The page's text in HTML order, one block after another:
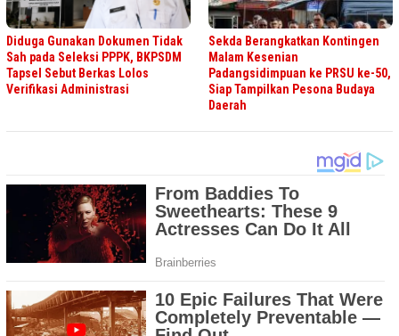
Diduga Gunakan Dokumen Tidak
Sah pada Seleksi PPPK, BKPSDM
Tapsel Sebut Berkas Lolos
Verifikasi Administrasi
Sekda Berangkatkan Kontingen
Malam Kesenian
Padangsidimpuan ke PRSU ke-50,
Siap Tampilkan Pesona Budaya
Daerah